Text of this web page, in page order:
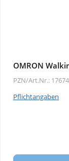
OMRON
PZN/Art.Nr.:
Pflichtangaben